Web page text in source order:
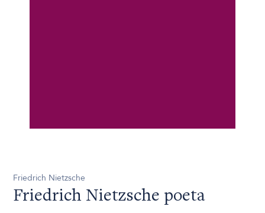
Friedrich Nietzsche
Friedrich Nietzsche poeta